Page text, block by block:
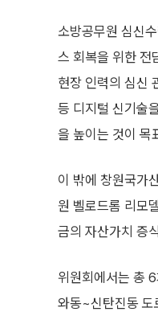
소방공무원 심신
스 회복을 위한 전
현장 인력의 심신
등 디지털 신기술
을 높이는 것이 목
이 밖에 창원국가
원 벨로드롬 리모
금의 자산가치 증
위원회에서는 총
와동~신탄진동 도